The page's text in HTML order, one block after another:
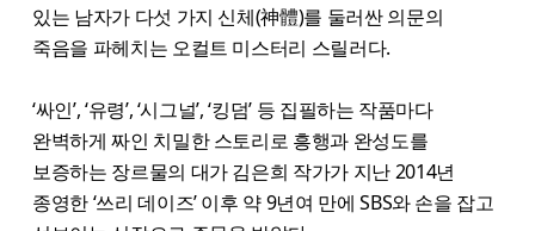
있는 남자가 다섯 가지 신체(神體)를 둘러싼 의문의
죽음을 파헤치는 오컬트 미스터리 스릴러다.
‘싸인’, ‘유령’, ‘시그널’, ‘킹덤’ 등 집필하는 작품마다
완벽하게 짜인 치밀한 스토리로 흥행과 완성도를
보증하는 장르물의 대가 김은희 작가가 지난 2014년
종영한 ‘쓰리 데이즈’ 이후 약 9년여 만에 SBS와 손을 잡고